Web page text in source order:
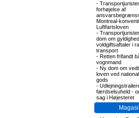
-
forhøjelse af
Montreal-
Luftfartsloven
-
dom om
voldgiftsaftaler i
transport
- Retten frifandt
vognmand
- Ny dom om
loven ved
gods
-
færdselsuheld -
sag i Højesteret